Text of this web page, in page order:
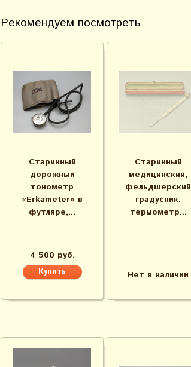
Рекомендуем посмотреть
Старинный
дорожный
тонометр
«Erkameter» в
футляре,...
4 500 руб.
Старинный
медицинский,
фельдшерский
градусник,
термометр...
Нет в наличии